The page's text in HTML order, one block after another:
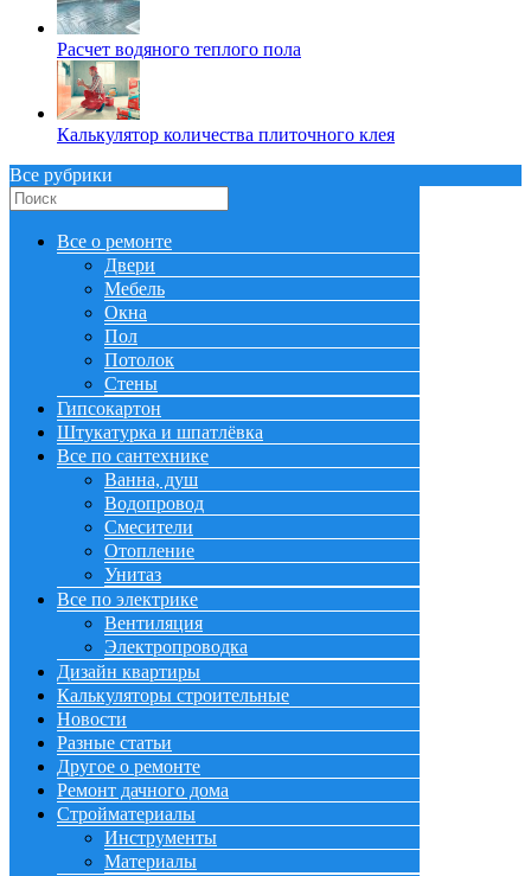
Расчет водяного теплого пола
Калькулятор количества плиточного клея
Все рубрики
Все о ремонте
Двери
Мебель
Окна
Пол
Потолок
Стены
Гипсокартон
Штукатурка и шпатлёвка
Все по сантехнике
Ванна, душ
Водопровод
Смесители
Отопление
Унитаз
Все по электрике
Вентиляция
Электропроводка
Дизайн квартиры
Калькуляторы строительные
Новости
Разные статьи
Другое о ремонте
Ремонт дачного дома
Стройматериалы
Инструменты
Материалы